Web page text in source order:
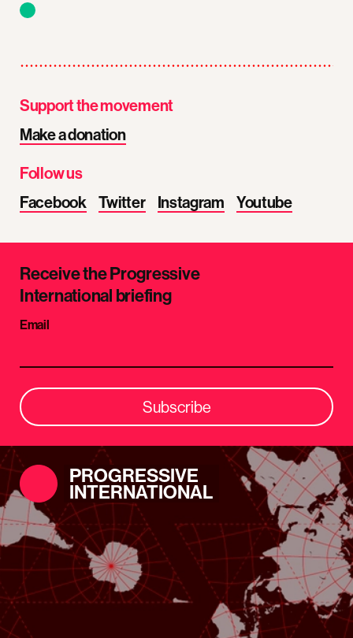
Support the movement
Make a donation
Follow us
Facebook
Twitter Instagram Youtube
Receive the Progressive
International briefing
Email
Subscribe
PROGRESSIVE
INTERNATIONAL